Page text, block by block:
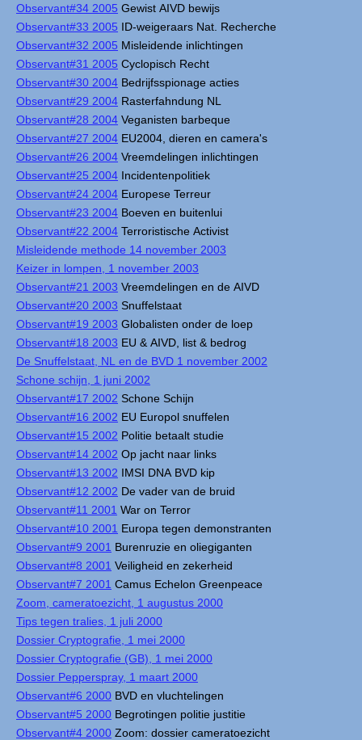
Observant#34 2005 Gewist AIVD bewijs
Observant#33 2005 ID-weigeraars Nat. Recherche
Observant#32 2005 Misleidende inlichtingen
Observant#31 2005 Cyclopisch Recht
Observant#30 2004 Bedrijfsspionage acties
Observant#29 2004 Rasterfahndung NL
Observant#28 2004 Veganisten barbeque
Observant#27 2004 EU2004, dieren en camera's
Observant#26 2004 Vreemdelingen inlichtingen
Observant#25 2004 Incidentenpolitiek
Observant#24 2004 Europese Terreur
Observant#23 2004 Boeven en buitenlui
Observant#22 2004 Terroristische Activist
Misleidende methode 14 november 2003
Keizer in lompen, 1 november 2003
Observant#21 2003 Vreemdelingen en de AIVD
Observant#20 2003 Snuffelstaat
Observant#19 2003 Globalisten onder de loep
Observant#18 2003 EU & AIVD, list & bedrog
De Snuffelstaat, NL en de BVD 1 november 2002
Schone schijn, 1 juni 2002
Observant#17 2002 Schone Schijn
Observant#16 2002 EU Europol snuffelen
Observant#15 2002 Politie betaalt studie
Observant#14 2002 Op jacht naar links
Observant#13 2002 IMSI DNA BVD kip
Observant#12 2002 De vader van de bruid
Observant#11 2001 War on Terror
Observant#10 2001 Europa tegen demonstranten
Observant#9 2001 Burenruzie en oliegiganten
Observant#8 2001 Veiligheid en zekerheid
Observant#7 2001 Camus Echelon Greenpeace
Zoom, cameratoezicht, 1 augustus 2000
Tips tegen tralies, 1 juli 2000
Dossier Cryptografie, 1 mei 2000
Dossier Cryptografie (GB), 1 mei 2000
Dossier Pepperspray, 1 maart 2000
Observant#6 2000 BVD en vluchtelingen
Observant#5 2000 Begrotingen politie justitie
Observant#4 2000 Zoom: dossier cameratoezicht